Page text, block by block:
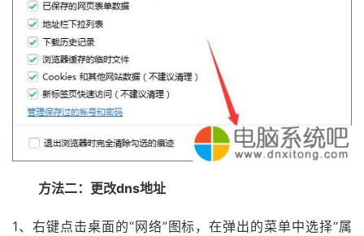
方法二：更改dns地址
1、右键点击桌面的“网络”图标，在弹出的菜单中选择“属